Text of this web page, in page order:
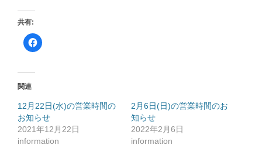
共有:
F
a
共
有
す
る
に
は
ク
関連
12月22日(水)の営業時間の
お知らせ
2021年12月22日
information
2月6日(日)の営業時間のお
知らせ
2022年2月6日
information